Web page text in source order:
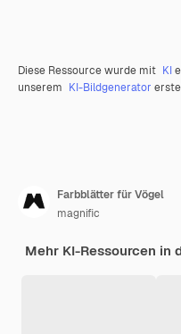
Diese Ressource wurde mit KI
unserem KI-Bildgenerator
Farbblätter für Vögel
magnific
Mehr KI-Ressourcen in